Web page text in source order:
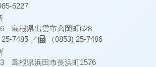
6227
島根県出雲市高岡町628
7485 ／
（0853) 25-7486
島根県浜田市長浜町1576